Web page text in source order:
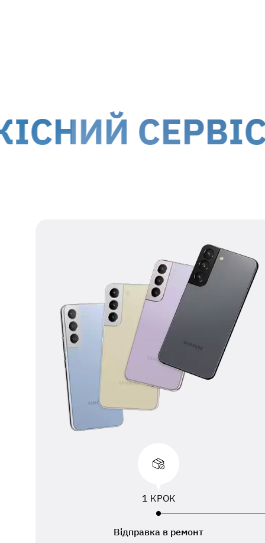
Наші дані для відправки
Білоруська, 26
**
СЕРВІС З
1 КРОК
Відправка в ремонт